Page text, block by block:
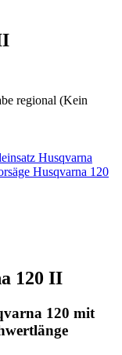
regional (Kein
Husqvarna
Husqvarna 120
120 II
120 mit